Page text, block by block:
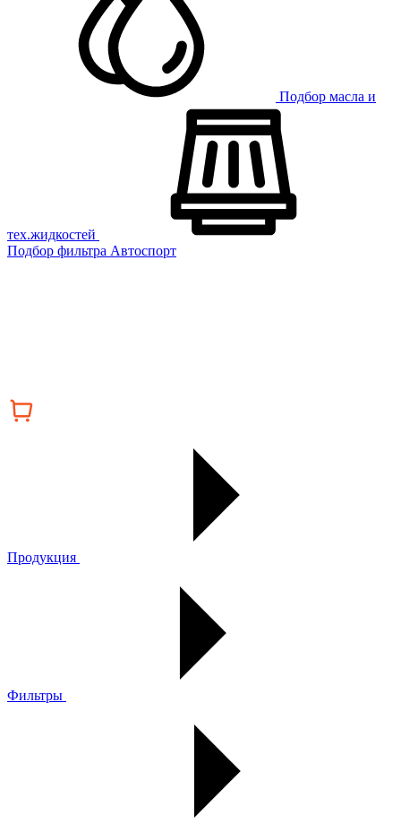
Подбор масла и
тех.жидкостей
Подбор фильтра Автоспорт
Продукция
Фильтры